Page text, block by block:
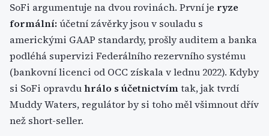
SoFi argumentuje na dvou rovinách. První je ryze
formální: účetní závěrky jsou v souladu s
americkými GAAP standardy, prošly auditem a banka
podléhá supervizi Federálního rezervního systému
(bankovní licenci od OCC získala v lednu 2022). Kdyby
si SoFi opravduhrálo s účetnictvímtak, jak tvrdí
Muddy Waters, regulátor by si toho měl všimnout dřív
než short-seller.